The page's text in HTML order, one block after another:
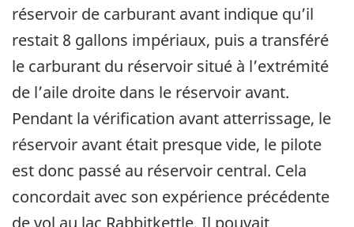
réservoir de carburant avant indique qu’il
restait 8 gallons impériaux, puis a transféré
le carburant du réservoir situé à l’extrémité
de l’aile droite dans le réservoir avant.
Pendant la vérification avant atterrissage, le
réservoir avant était presque vide, le pilote
est donc passé au réservoir central. Cela
concordait avec son expérience précédente